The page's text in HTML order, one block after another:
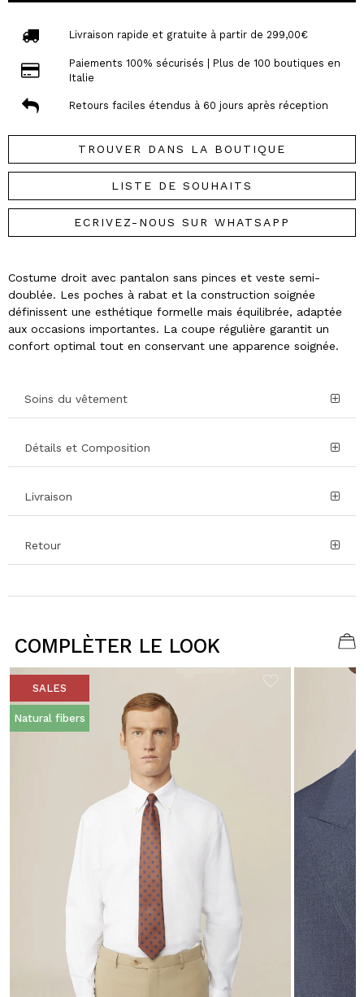
Livraison rapide et gratuite à partir de 299,00€
Paiements 100% sécurisés | Plus de 100 boutiques en
Italie
Retours faciles étendus à 60 jours après réception
TROUVER DANS LA BOUTIQUE
LISTE DE SOUHAITS
ECRIVEZ-NOUS SUR WHATSAPP
Costume droit avec pantalon sans pinces et veste semi-
doublée. Les poches à rabat et la construction soignée
définissent une esthétique formelle mais équilibrée, adaptée
aux occasions importantes. La coupe régulière garantit un
confort optimal tout en conservant une apparence soignée.
Soins du vêtement
Détails et Composition
Livraison
Retour
COMPLÈTER LE LOOK
SALES
Natural fibers